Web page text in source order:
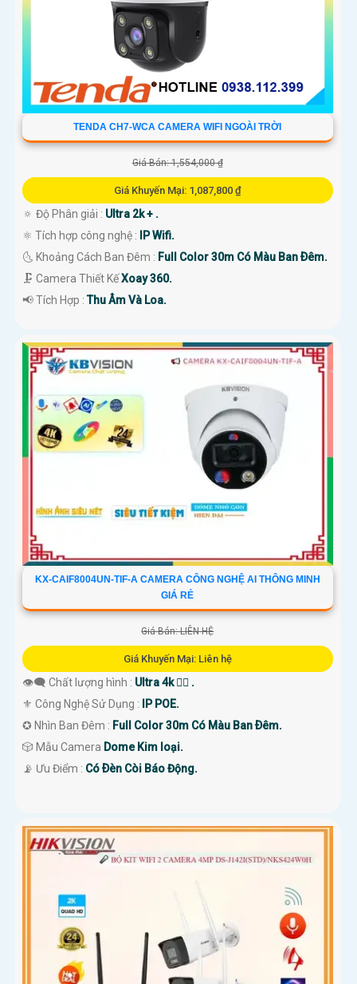
TENDA CH7-WCA CAMERA WIFI NGOÀI TRỜI
Giá Bán: 1,554,000 ₫
Giá Khuyến Mại: 1,087,800 ₫
🔅 Độ Phân giải : Ultra 2k + .
⚛️ Tích hợp công nghệ : IP Wifi.
🌜 Khoảng Cách Ban Đêm : Full Color 30m Có Màu Ban Ðêm.
🗜️ Camera Thiết KếXoay 360.
️📢 Tích Hợp :Thu Âm Và Loa.
KX-CAIF8004UN-TIF-A CAMERA CÔNG NGHỆ AI THÔNG MINH
GIÁ RẺ
Giá Bán: LIÊN HỆ
Giá Khuyến Mại: Liên hệ
👁️‍🗨 Chất lượng hình : Ultra 4k 👍🏾 .
⚜️ Công Nghệ Sử Dụng :
IP POE.
✪ Nhìn Ban Đêm : Full Color 30m Có Màu Ban Ðêm.
🎲 Mẫu Camera Dome Kim loại.
️📡 Ưu Điểm : Có Ðèn Còi Báo Động.